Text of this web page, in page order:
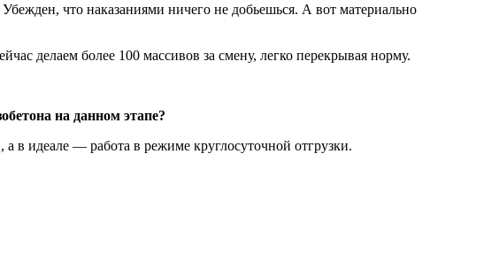
что наказаниями ничего не добьешься. А вот материально
делаем более 100 массивов за смену, легко перекрывая норму.
на данном этапе?
в идеале — работа в режиме круглосуточной отгрузки.